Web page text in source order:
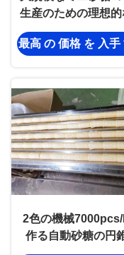
生産のための理想的
用ソリューション,
東制御,1時間あた
最高 の 価格 を 入手
2色の機械
作る自動砂糖の円